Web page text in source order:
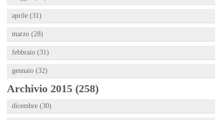
aprile (31)
marzo (28)
febbraio (31)
gennaio (32)
Archivio 2015 (258)
dicembre (30)